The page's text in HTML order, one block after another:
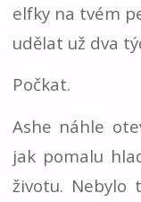
elfky na tvém
udělat už dva
Počkat.
Ashe náhle
jak pomalu
životu. Nebylo